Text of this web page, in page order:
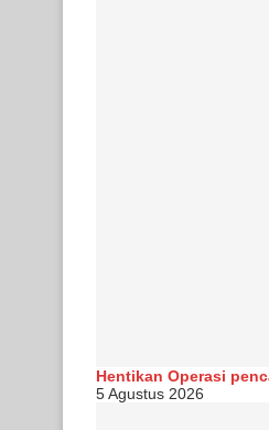
Hentikan Operasi
5 Agustus 2026